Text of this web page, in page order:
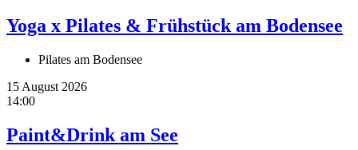
Yoga x Pilates & Frühstück am Bodensee
Pilates am Bodensee
15 August 2026
14:00
Paint&Drink am See